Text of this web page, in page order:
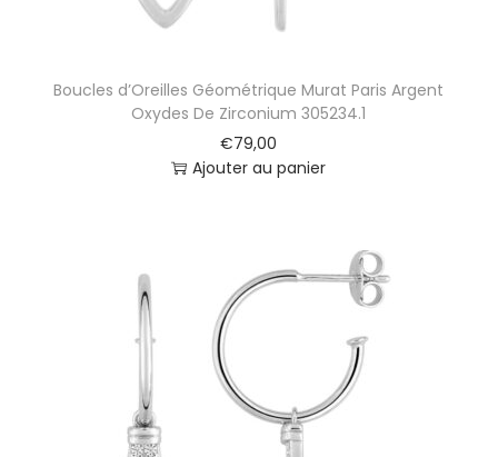
Boucles d’Oreilles Géométrique Murat Paris Argent
Oxydes De Zirconium 305234.1
€79,00
Ajouter au panier